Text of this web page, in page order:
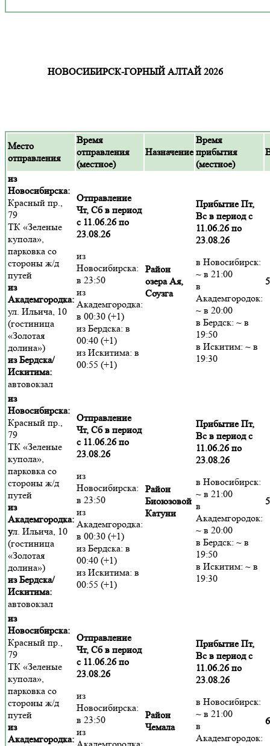
НОВОСИБИРСК-ГОРНЫЙ АЛТАЙ 2026
Место
отправления
Время
отправления
(местное)
Назначение
Время
прибытия
(местное)
из
Новосибирска:
Красный пр.,
79
ТК «Зеленые
купола»,
парковка со
стороны ж/д
путей
из
Академгородка:
ул. Ильича, 10
(гостиница
«Золотая
долина»)
из Бердска/
Искитима:
автовокзал
Отправление
Чт, Сб в период
с 11.06.26 по
23.08.26
из
Новосибирска:
в 23:50
из
Академгородка:
в 00:30 (+1)
из Бердска: в
00:40 (+1)
из Искитима: в
00:55 (+1)
Район
озера Ая,
Соузга
Прибытие Пт,
Вс в период с
11.06.26 по
23.08.26
в Новосибирск:
~ в 21:00
в
Академгородок:
~ в 20:00
в Бердск: ~ в
19:50
в Искитим: ~ в
19:30
из
Новосибирска:
Красный пр.,
79
ТК «Зеленые
купола»,
парковка со
стороны ж/д
путей
из
Академгородка:
ул. Ильича, 10
(гостиница
«Золотая
долина»)
из Бердска/
Искитима:
автовокзал
Отправление
Чт, Сб в период
с 11.06.26 по
23.08.26
из
Новосибирска:
в 23:50
из
Академгородка:
в 00:30 (+1)
из Бердска: в
00:40 (+1)
из Искитима: в
00:55 (+1)
Район
Биоюзовой
Катуни
Прибытие Пт,
Вс в период с
11.06.26 по
23.08.26
в Новосибирск:
~ в 21:00
в
Академгородок:
~ в 20:00
в Бердск: ~ в
19:50
в Искитим: ~ в
19:30
из
Новосибирска:
Красный пр.,
79
ТК «Зеленые
купола»,
парковка со
стороны ж/д
путей
из
Академгородка:
Отправление
Чт, Сб в период
с 11.06.26 по
23.08.26
из
Новосибирска:
в 23:50
из
Район
Чемала
Прибытие Пт,
Вс в период с
11.06.26 по
23.08.26
в Новосибирск:
~ в 21:00
в
Академгородок: